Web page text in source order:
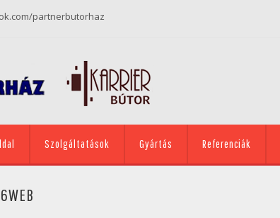
partnerbutorhaz
Szolgáltatások Gyártás Referenciák